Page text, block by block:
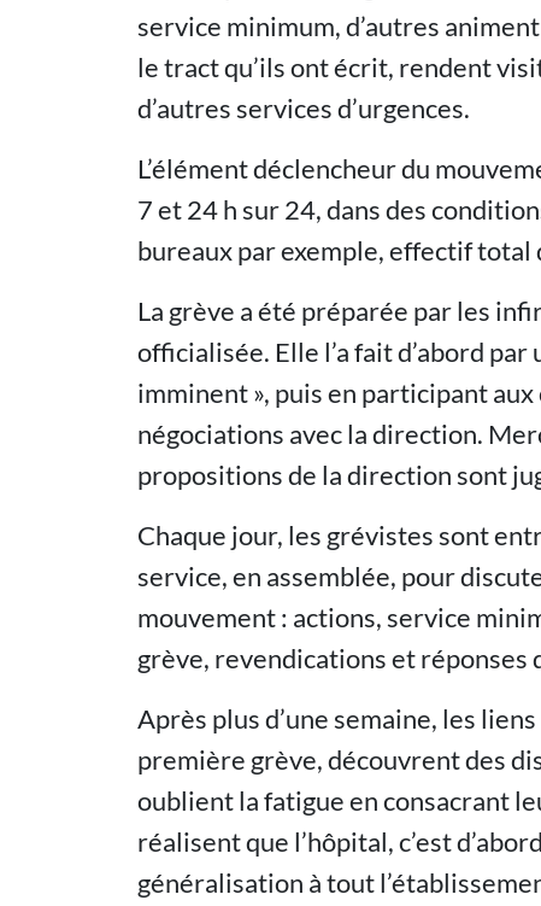
service minimum, d’autres
le tract qu’ils ont écrit, rendent
d’autres services d’urgences.
L’élément déclencheur du
7 et 24 h sur 24, dans des
bureaux par exemple, effectif
La grève a été préparée par les
officialisée. Elle l’a fait d’abord
imminent », puis en participant
négociations avec la direction.
propositions de la direction sont
Chaque jour, les grévistes sont
service, en assemblée, pour
mouvement : actions, service
grève, revendications et réponses
Après plus d’une semaine, les
première grève, découvrent des
oublient la fatigue en consacrant
réalisent que l’hôpital, c’est
généralisation à tout